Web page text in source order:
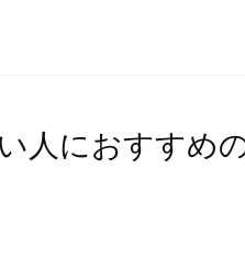
人におすすめ